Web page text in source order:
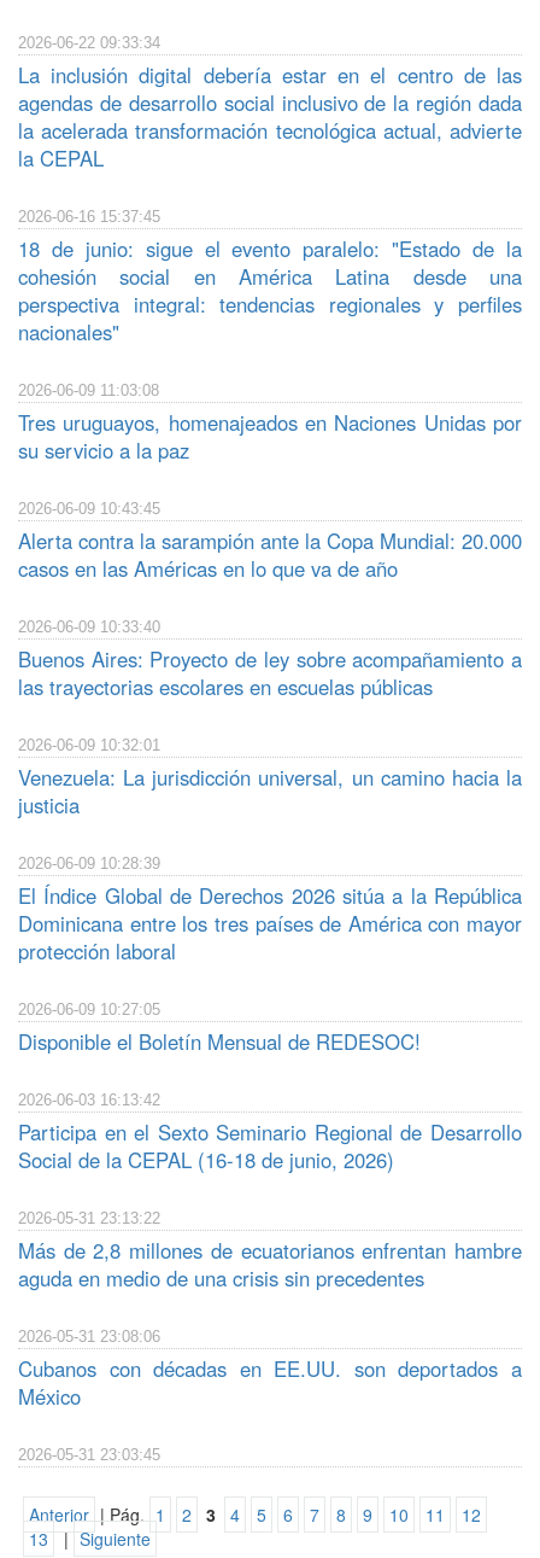
2026-06-22 09:33:34
La inclusión digital debería estar en el centro de las
agendas de desarrollo social inclusivo de la región dada
la acelerada transformación tecnológica actual, advierte
la CEPAL
2026-06-16 15:37:45
18 de junio: sigue el evento paralelo: "Estado de la
cohesión social en América Latina desde una
perspectiva integral: tendencias regionales y perfiles
nacionales"
2026-06-09 11:03:08
Tres uruguayos, homenajeados en Naciones Unidas por
su servicio a la paz
2026-06-09 10:43:45
Alerta contra la sarampión ante la Copa Mundial: 20.000
casos en las Américas en lo que va de año
2026-06-09 10:33:40
Buenos Aires: Proyecto de ley sobre acompañamiento a
las trayectorias escolares en escuelas públicas
2026-06-09 10:32:01
Venezuela: La jurisdicción universal, un camino hacia la
justicia
2026-06-09 10:28:39
El Índice Global de Derechos 2026 sitúa a la República
Dominicana entre los tres países de América con mayor
protección laboral
2026-06-09 10:27:05
Disponible el Boletín Mensual de REDESOC!
2026-06-03 16:13:42
Participa en el Sexto Seminario Regional de Desarrollo
Social de la CEPAL (16-18 de junio, 2026)
2026-05-31 23:13:22
Más de 2,8 millones de ecuatorianos enfrentan hambre
aguda en medio de una crisis sin precedentes
2026-05-31 23:08:06
Cubanos con décadas en EE.UU. son deportados a
México
2026-05-31 23:03:45
Anterior | Pág. 1 2 3 4 5 6 7 8 9 10 11
12
13 | Siguiente